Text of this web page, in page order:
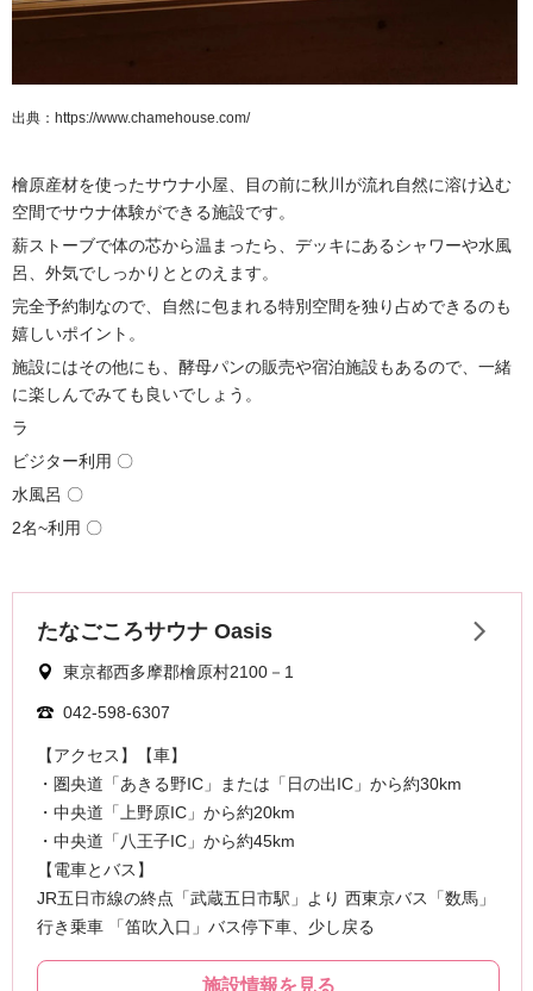
出典：https://www.chamehouse.com/
檜原産材を使ったサウナ小屋、目の前に秋川が流れ自然に溶け込む
空間でサウナ体験ができる施設です。
薪ストーブで体の芯から温まったら、デッキにあるシャワーや水風
呂、外気でしっかりととのえます。
完全予約制なので、自然に包まれる特別空間を独り占めできるのも
嬉しいポイント。
施設にはその他にも、酵母パンの販売や宿泊施設もあるので、一緒
に楽しんでみても良いでしょう。
ラ
ビジター利用 〇
水風呂 〇
2名~利用 〇